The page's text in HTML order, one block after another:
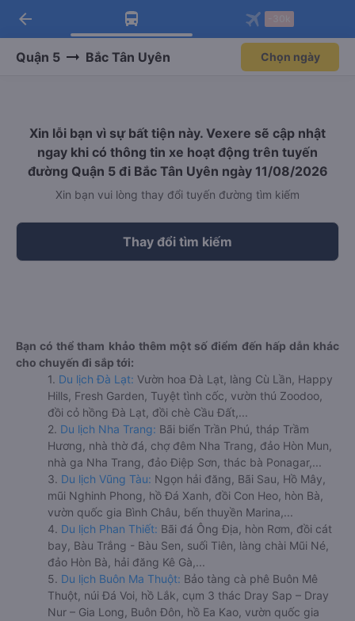
Tải app Vexere ngay!
Nhận ưu đãi thành viên độc
Mở app
Tải app Vexere
-30k/ghế khi đặt vé máy bay qua
Mở app
arrow_back
Quận 5 Bắc Tân Uyên Chọn ngày
Xin lỗi bạn vì sự bất tiện này. Vexere sẽ cập nhật
ngay khi có thông tin xe hoạt động trên tuyến
đường Quận 5 đi Bắc Tân Uyên ngày 11/08/2026
Xin bạn vui lòng thay đổi tuyến đường tìm kiếm
Thay đổi tìm kiếm
Bạn có thể tham khảo thêm một số điểm đến hấp dẫn khác
cho chuyến đi sắp tới:
1. Du lịch Đà Lạt: Vườn hoa Đà Lạt, làng Cù Lần, Happy
Hills, Fresh Garden, Tuyệt tình cốc, vườn thú Zoodoo,
đồi cỏ hồng Đà Lạt, đồi chè Cầu Đất,...
2. Du lịch Nha Trang: Bãi biển Trần Phú, tháp Trầm
Hương, nhà thờ đá, chợ đêm Nha Trang, đảo Hòn Mun,
nhà ga Nha Trang, đảo Điệp Sơn, thác bà Ponagar,...
3. Du lịch Vũng Tàu: Ngọn hải đăng, Bãi Sau, Hồ Mây,
mũi Nghinh Phong, hồ Đá Xanh, đồi Con Heo, hòn Bà,
vườn quốc gia Bình Châu, bến thuyền Marina,...
4. Du lịch Phan Thiết: Bãi đá Ông Địa, hòn Rơm, đồi cát
bay, Bàu Trắng - Bàu Sen, suối Tiên, làng chài Mũi Né,
đảo Hòn Bà, hải đăng Kê Gà,...
5. Du lịch Buôn Ma Thuột: Bảo tàng cà phê Buôn Mê
Thuột, núi Đá Voi, hồ Lắk, cụm 3 thác Dray Sap – Dray
Nur – Gia Long, Buôn Đôn, hồ Ea Kao, vườn quốc gia